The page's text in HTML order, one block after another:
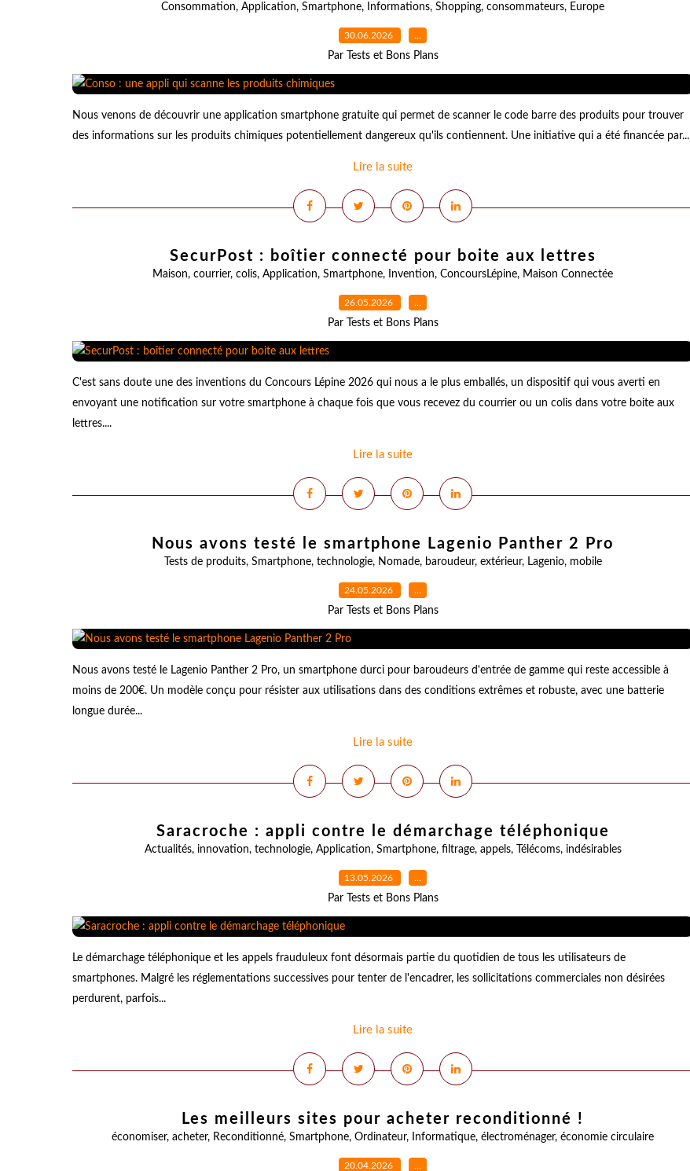
Consommation, Application, Smartphone, Informations, Shopping, consommateurs, Europe
30.06.2026 …
Par Tests et Bons Plans
Nous venons de découvrir une application smartphone gratuite qui permet de scanner le code barre des produits pour trouver
des informations sur les produits chimiques potentiellement dangereux qu'ils contiennent. Une initiative qui a été financée par...
Lire la suite
SecurPost : boîtier connecté pour boite aux lettres
Maison, courrier, colis, Application, Smartphone, Invention, ConcoursLépine, Maison Connectée
26.05.2026 …
Par Tests et Bons Plans
C'est sans doute une des inventions du Concours Lépine 2026 qui nous a le plus emballés, un dispositif qui vous averti en
envoyant une notification sur votre smartphone à chaque fois que vous recevez du courrier ou un colis dans votre boite aux
lettres....
Lire la suite
Nous avons testé le smartphone Lagenio Panther 2 Pro
Tests de produits, Smartphone, technologie, Nomade, baroudeur, extérieur, Lagenio, mobile
24.05.2026 …
Par Tests et Bons Plans
Nous avons testé le Lagenio Panther 2 Pro, un smartphone durci pour baroudeurs d'entrée de gamme qui reste accessible à
moins de 200€. Un modèle conçu pour résister aux utilisations dans des conditions extrêmes et robuste, avec une batterie
longue durée...
Lire la suite
Saracroche : appli contre le démarchage téléphonique
Actualités, innovation, technologie, Application, Smartphone, filtrage, appels, Télécoms, indésirables
13.05.2026 …
Par Tests et Bons Plans
Le démarchage téléphonique et les appels frauduleux font désormais partie du quotidien de tous les utilisateurs de
smartphones. Malgré les réglementations successives pour tenter de l'encadrer, les sollicitations commerciales non désirées
perdurent, parfois...
Lire la suite
Les meilleurs sites pour acheter reconditionné !
économiser, acheter, Reconditionné, Smartphone, Ordinateur, Informatique, électroménager, économie circulaire
20.04.2026 …